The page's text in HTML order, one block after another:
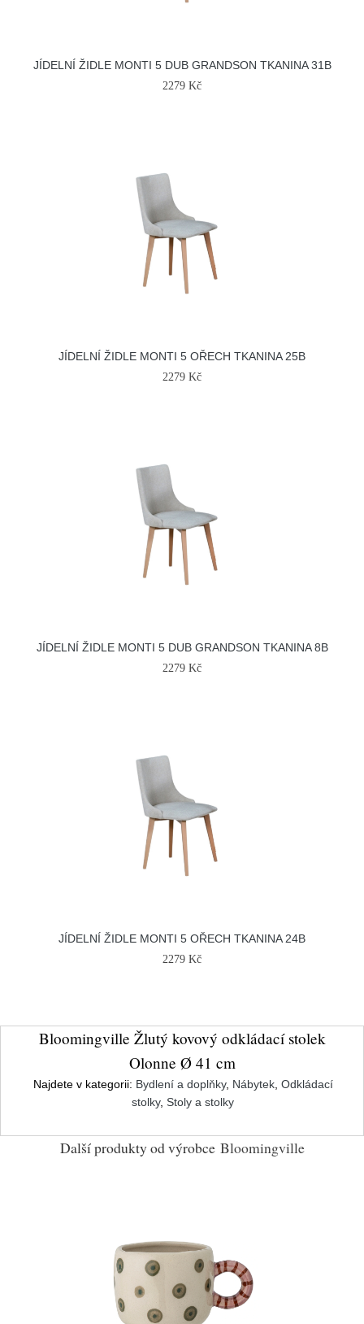
JÍDELNÍ ŽIDLE MONTI 5 DUB GRANDSON TKANINA 31B
2279 Kč
JÍDELNÍ ŽIDLE MONTI 5 OŘECH TKANINA 25B
2279 Kč
JÍDELNÍ ŽIDLE MONTI 5 DUB GRANDSON TKANINA 8B
2279 Kč
JÍDELNÍ ŽIDLE MONTI 5 OŘECH TKANINA 24B
2279 Kč
Bloomingville Žlutý kovový odkládací stolek
Olonne Ø 41 cm
Najdete v kategorii: Bydlení a doplňky, Nábytek, Odkládací
stolky, Stoly a stolky
Další produkty od výrobce Bloomingville